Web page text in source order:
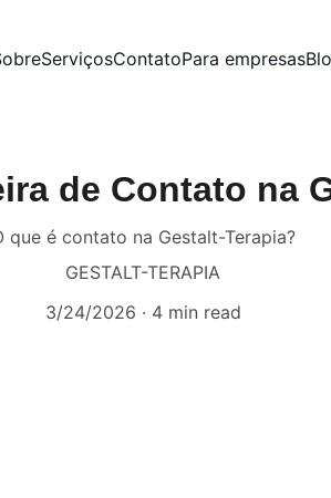
ServiçosContatoPara empresas
de Contato na
que é contato na Gestalt-Terapia?
GESTALT-TERAPIA
3/24/2026
4 min read